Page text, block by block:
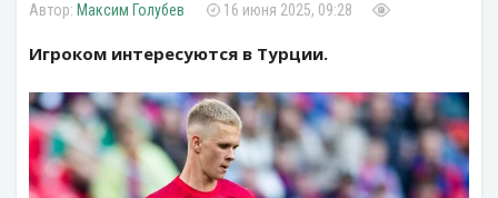
Максим Голубев 16 июня 2025, 09:28
Игроком интересуются в Турции.